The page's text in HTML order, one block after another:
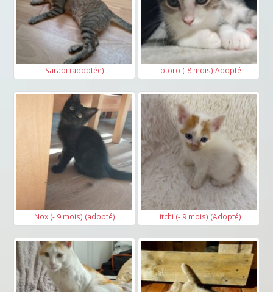
Sarabi (adoptée) Totoro (-8 mois) Adopté
Nox (- 9 mois) (adopté) Litchi (- 9 mois) (Adopté)